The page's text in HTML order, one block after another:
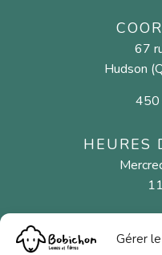
Gérer
67
Hudson
HEURES